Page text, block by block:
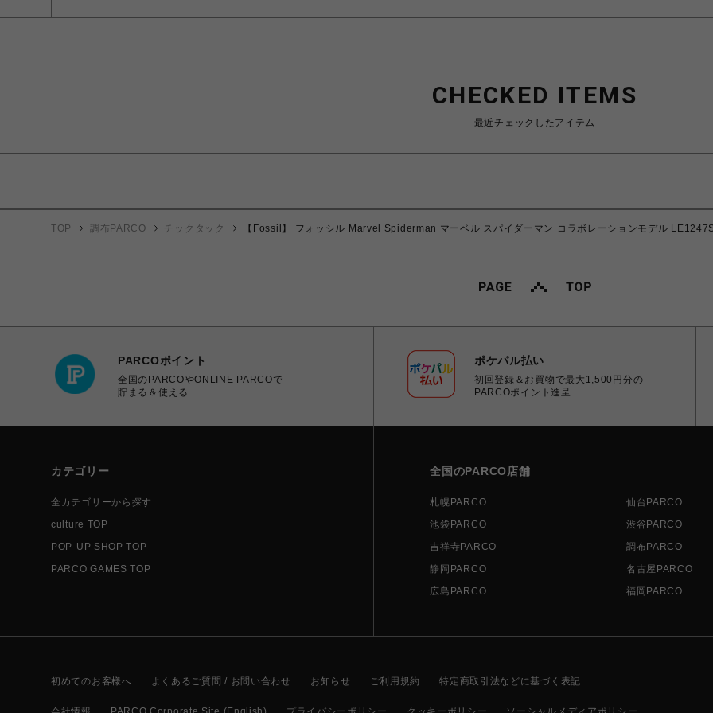
CHECKED ITEMS
最近チェックしたアイテム
TOP 調布PARCO チックタック 【Fossil】 フォッシル Marvel Spiderman マーベル スパイダーマン コラボレーションモデル
PARCOポイント
全国のPARCOやONLINE PARCOで
貯まる＆使える
ポケパル払い
初回登録＆お買物で最大1,500円分の
PARCOポイント進呈
カテゴリー
全カテゴリーから探す
culture TOP
POP-UP SHOP TOP
PARCO GAMES TOP
全国のPARCO店舗
札幌PARCO 仙台PARCO
池袋PARCO
渋谷PARCO
吉祥寺PARCO
調布PARCO
静岡PARCO
名古屋PARCO
広島PARCO
福岡PARCO
初めてのお客様へ よくあるご質問 / お問い合わせ お知らせ ご利用規約 特定商取引法などに基づく表記